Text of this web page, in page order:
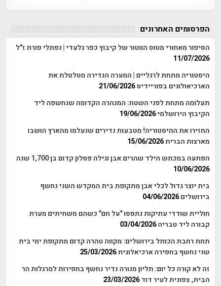
הפרסומים האחרונים
הסיפור מאחורי מטוס הווטור של קיבוץ כפר גלעדי | נפתלי פורת ז"ל
11/07/2026
היסטוריה מתחת לרגליים | המערה הנדירה מטלטלת את
הארכיאולוגים בפוריידיס21/06/2026
תעלומה מתחת לפני השטח: המנהרה הקדומה שנחשפה ליד
הקיבוץ הירושלמי19/06/2026
החזירו את ההיסטוריה! מטבעות נדירים שנעלמו מהארץ הושבו
מארצות הברית15/06/2026
הפתעה במכתש הילד שהרים אבן וגילה פסלון קדום בן 1,700 שנה
10/06/2026
בית יוצר גדול לכלי אבן מתקופת בית המקדש השני נחשף
בירושלים 04/06/2026
חוליית שודדי עתיקות נתפסו "על חם" כשהם משחיתים מערת
קבורה ליד טבריה 03/04/2026
תחת רחבת הכותל בירושלים: מקווה טהרה קדום מתקופת ימי בית
שני נחשף בחפירה ארכיאלוגית25/03/2026
זה לא קורה כל יום: תליון מנורה נדיר נחשף בחפירות למרגלות הר
הבית, צפונית לעיר דוד 23/03/2026